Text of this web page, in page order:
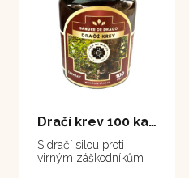
Dračí krev 100 kapslí
S dračí silou proti
virným záškodníkům